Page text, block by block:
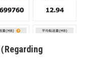
Regarding